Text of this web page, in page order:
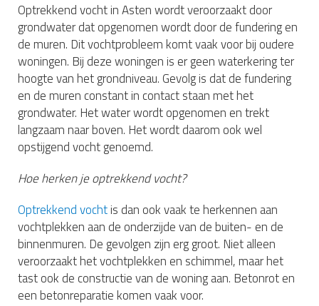
Optrekkend vocht in Asten wordt veroorzaakt door
grondwater dat opgenomen wordt door de fundering en
de muren. Dit vochtprobleem komt vaak voor bij oudere
woningen. Bij deze woningen is er geen waterkering ter
hoogte van het grondniveau. Gevolg is dat de fundering
en de muren constant in contact staan met het
grondwater. Het water wordt opgenomen en trekt
langzaam naar boven. Het wordt daarom ook wel
opstijgend vocht genoemd.
Hoe herken je optrekkend vocht?
Optrekkend vochtis dan ook vaak te herkennen aan
vochtplekken aan de onderzijde van de buiten- en de
binnenmuren. De gevolgen zijn erg groot. Niet alleen
veroorzaakt het vochtplekken en schimmel, maar het
tast ook de constructie van de woning aan. Betonrot en
een betonreparatie komen vaak voor.